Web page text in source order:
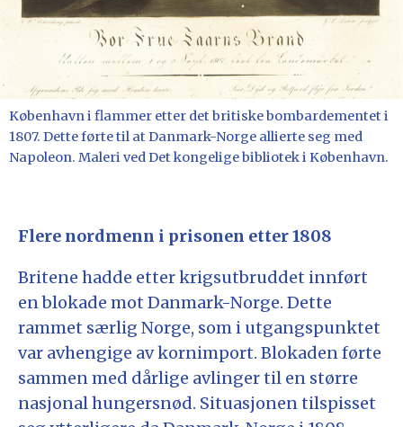
København i flammer etter det britiske bombardementet i
1807. Dette førte til at Danmark-Norge allierte seg med
Napoleon. Maleri ved Det kongelige bibliotek i København.
Flere nordmenn i prisonen etter 1808
Britene hadde etter krigsutbruddet innført
en blokade mot Danmark-Norge. Dette
rammet særlig Norge, som i utgangspunktet
var avhengige av kornimport. Blokaden førte
sammen med dårlige avlinger til en større
nasjonal hungersnød. Situasjonen tilspisset